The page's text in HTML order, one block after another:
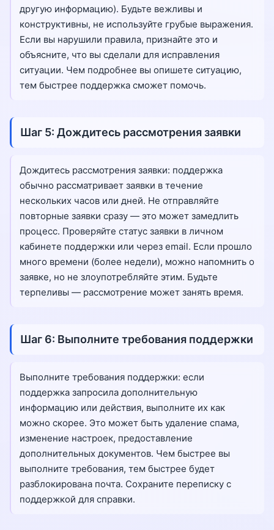
другую информацию). Будьте вежливы и
конструктивны, не используйте грубые выражения.
Если вы нарушили правила, признайте это и
объясните, что вы сделали для исправления
ситуации. Чем подробнее вы опишете ситуацию,
тем быстрее поддержка сможет помочь.
Шаг 5: Дождитесь рассмотрения заявки
Дождитесь рассмотрения заявки: поддержка
обычно рассматривает заявки в течение
нескольких часов или дней. Не отправляйте
повторные заявки сразу — это может замедлить
процесс. Проверяйте статус заявки в личном
кабинете поддержки или через email. Если прошло
много времени (более недели), можно напомнить о
заявке, но не злоупотребляйте этим. Будьте
терпеливы — рассмотрение может занять время.
Шаг 6: Выполните требования поддержки
Выполните требования поддержки: если
поддержка запросила дополнительную
информацию или действия, выполните их как
можно скорее. Это может быть удаление спама,
изменение настроек, предоставление
дополнительных документов. Чем быстрее вы
выполните требования, тем быстрее будет
разблокирована почта. Сохраните переписку с
поддержкой для справки.